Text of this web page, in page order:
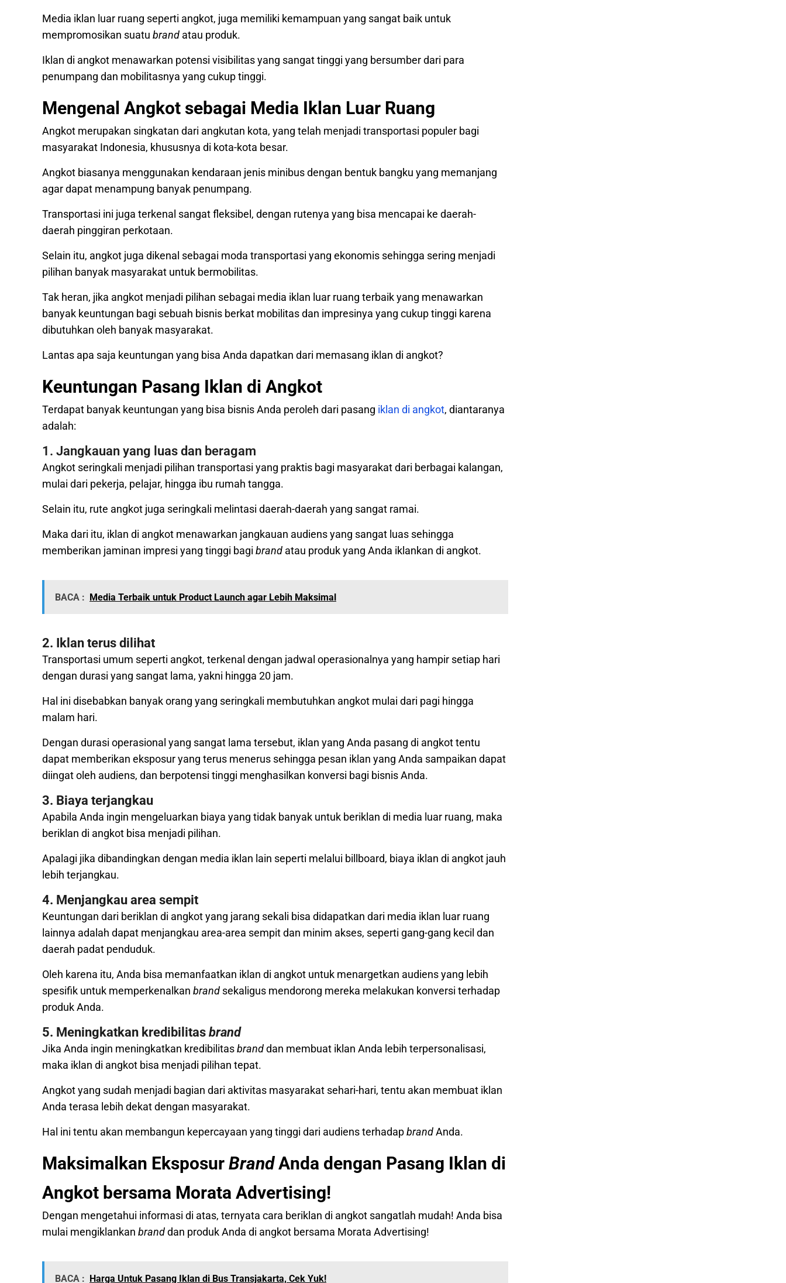
Media iklan luar ruang seperti angkot, juga memiliki kemampuan yang sangat baik untuk
mempromosikan suatu brand atau produk.
Iklan di angkot menawarkan potensi visibilitas yang sangat tinggi yang bersumber dari para
penumpang dan mobilitasnya yang cukup tinggi.
Mengenal Angkot sebagai Media Iklan Luar Ruang
Angkot merupakan singkatan dari angkutan kota, yang telah menjadi transportasi populer bagi
masyarakat Indonesia, khususnya di kota-kota besar.
Angkot biasanya menggunakan kendaraan jenis minibus dengan bentuk bangku yang memanjang
agar dapat menampung banyak penumpang.
Transportasi ini juga terkenal sangat fleksibel, dengan rutenya yang bisa mencapai ke daerah-
daerah pinggiran perkotaan.
Selain itu, angkot juga dikenal sebagai moda transportasi yang ekonomis sehingga sering menjadi
pilihan banyak masyarakat untuk bermobilitas.
Tak heran, jika angkot menjadi pilihan sebagai media iklan luar ruang terbaik yang menawarkan
banyak keuntungan bagi sebuah bisnis berkat mobilitas dan impresinya yang cukup tinggi karena
dibutuhkan oleh banyak masyarakat.
Lantas apa saja keuntungan yang bisa Anda dapatkan dari memasang iklan di angkot?
Keuntungan Pasang Iklan di Angkot
Terdapat banyak keuntungan yang bisa bisnis Anda peroleh dari pasang iklan di angkot, diantaranya
adalah:
1. Jangkauan yang luas dan beragam
Angkot seringkali menjadi pilihan transportasi yang praktis bagi masyarakat dari berbagai kalangan,
mulai dari pekerja, pelajar, hingga ibu rumah tangga.
Selain itu, rute angkot juga seringkali melintasi daerah-daerah yang sangat ramai.
Maka dari itu, iklan di angkot menawarkan jangkauan audiens yang sangat luas sehingga
memberikan jaminan impresi yang tinggi bagi brand atau produk yang Anda iklankan di angkot.
BACA : Media Terbaik untuk Product Launch agar Lebih Maksimal
2. Iklan terus dilihat
Transportasi umum seperti angkot, terkenal dengan jadwal operasionalnya yang hampir setiap hari
dengan durasi yang sangat lama, yakni hingga 20 jam.
Hal ini disebabkan banyak orang yang seringkali membutuhkan angkot mulai dari pagi hingga
malam hari.
Dengan durasi operasional yang sangat lama tersebut, iklan yang Anda pasang di angkot tentu
dapat memberikan eksposur yang terus menerus sehingga pesan iklan yang Anda sampaikan dapat
diingat oleh audiens, dan berpotensi tinggi menghasilkan konversi bagi bisnis Anda.
3. Biaya terjangkau
Apabila Anda ingin mengeluarkan biaya yang tidak banyak untuk beriklan di media luar ruang, maka
beriklan di angkot bisa menjadi pilihan.
Apalagi jika dibandingkan dengan media iklan lain seperti melalui billboard, biaya iklan di angkot jauh
lebih terjangkau.
4. Menjangkau area sempit
Keuntungan dari beriklan di angkot yang jarang sekali bisa didapatkan dari media iklan luar ruang
lainnya adalah dapat menjangkau area-area sempit dan minim akses, seperti gang-gang kecil dan
daerah padat penduduk.
Oleh karena itu, Anda bisa memanfaatkan iklan di angkot untuk menargetkan audiens yang lebih
spesifik untuk memperkenalkan brand sekaligus mendorong mereka melakukan konversi terhadap
produk Anda.
5. Meningkatkan kredibilitas brand
Jika Anda ingin meningkatkan kredibilitasbranddan membuat iklan Anda lebih terpersonalisasi,
maka iklan di angkot bisa menjadi pilihan tepat.
Angkot yang sudah menjadi bagian dari aktivitas masyarakat sehari-hari, tentu akan membuat iklan
Anda terasa lebih dekat dengan masyarakat.
Hal ini tentu akan membangun kepercayaan yang tinggi dari audiens terhadapbrandAnda.
Maksimalkan Eksposur BrandAnda dengan Pasang Iklan di
Angkot bersama Morata Advertising!
Dengan mengetahui informasi di atas, ternyata cara beriklan di angkot sangatlah mudah! Anda bisa
mulai mengiklankan branddan produk Anda di angkot bersama Morata Advertising!
BACA : Harga Untuk Pasang Iklan di Bus Transjakarta, Cek Yuk!